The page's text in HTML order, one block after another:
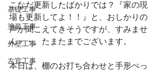
基礎工事
塗装工事
外壁工事
左官工事
こなだ更新したばかりでは？『家の現
場も更新してよ！！』と、おしかりの
声が聞こえてきそうですが、すみませ
ん・・。たまたまでございます。
本日は、棚のお打ち合わせと手形ぺっ